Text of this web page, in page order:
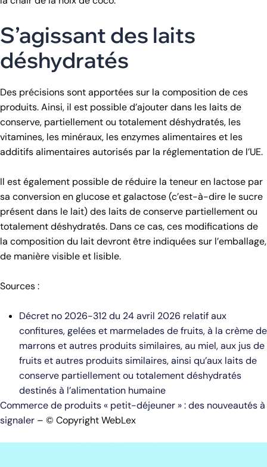
S’agissant des laits
déshydratés
Des précisions sont apportées sur la composition de ces
produits. Ainsi, il est possible d’ajouter dans les laits de
conserve, partiellement ou totalement déshydratés, les
vitamines, les minéraux, les enzymes alimentaires et les
additifs alimentaires autorisés par la réglementation de l’UE.
Il est également possible de réduire la teneur en lactose par
sa conversion en glucose et galactose (c’est-à-dire le sucre
présent dans le lait) des laits de conserve partiellement ou
totalement déshydratés. Dans ce cas, ces modifications de
la composition du lait devront être indiquées sur l’emballage,
de manière visible et lisible.
Sources :
Décret no 2026-312 du 24 avril 2026 relatif aux
confitures, gelées et marmelades de fruits, à la crème de
marrons et autres produits similaires, au miel, aux jus de
fruits et autres produits similaires, ainsi qu’aux laits de
conserve partiellement ou totalement déshydratés
destinés à l’alimentation humaine
Commerce de produits « petit-déjeuner » : des nouveautés à
signaler – © Copyright WebLex